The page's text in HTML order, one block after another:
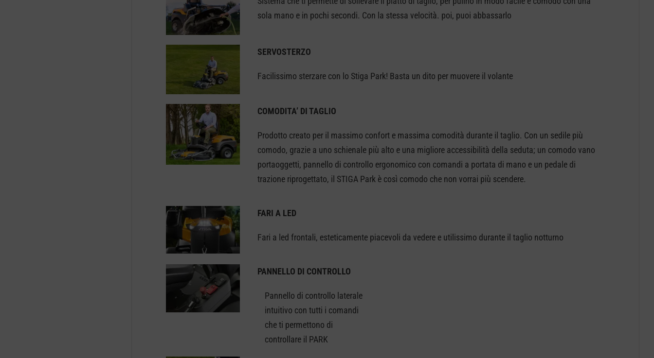
sola mano e in pochi secondi. Con la stessa velocità. poi, puoi abbassarlo
SERVOSTERZO
Facilissimo sterzare con lo Stiga Park! Basta un dito per muovere il volante
COMODITA’ DI TAGLIO
Prodotto creato per il massimo confort e massima comodità durante il taglio. Con un sedile più
comodo, grazie a uno schienale più alto e una migliore accessibilità della seduta; un comodo vano
portaoggetti, pannello di controllo ergonomico con comandi a portata di mano e un pedale di
trazione riprogettato, il STIGA Park è così comodo che non vorrai più scendere.
FARI A LED
Fari a led frontali, esteticamente piacevoli da vedere e utilissimo durante il taglio notturno
PANNELLO DI CONTROLLO
Pannello di controllo laterale
intuitivo con tutti i comandi
che ti permettono di
controllare il PARK